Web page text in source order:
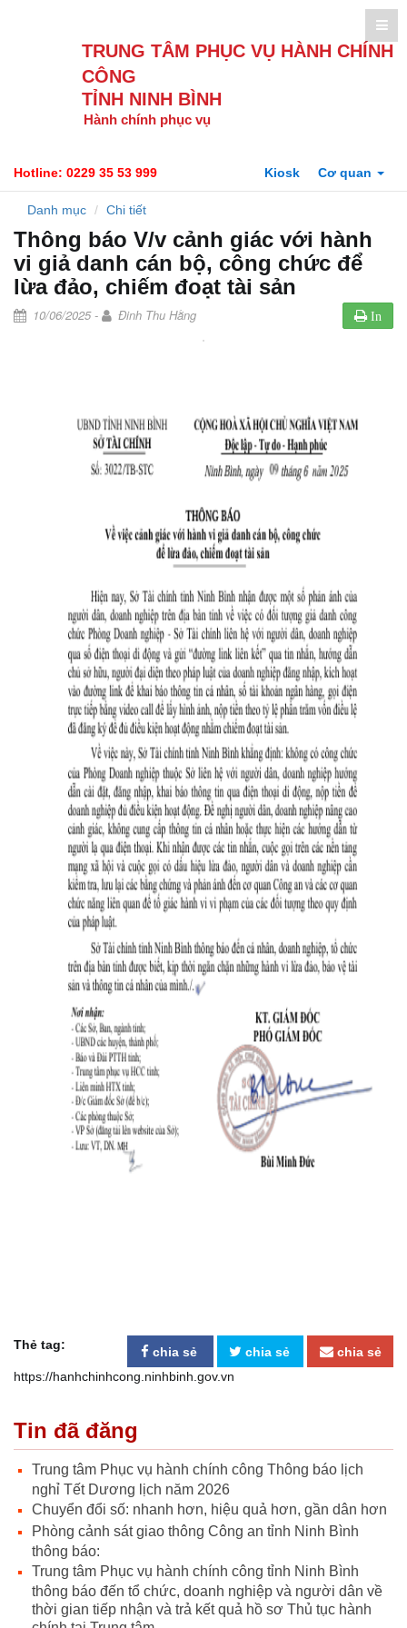
TRUNG TÂM PHỤC VỤ HÀNH CHÍNH
CÔNG
TỈNH NINH BÌNH
Hành chính phục vụ
Hotline: 0229 35 53 999 Kiosk Cơ quan
Danh mục Chi tiết
Thông báo V/v cảnh giác với hành
vi giả danh cán bộ, công chức để
lừa đảo, chiếm đoạt tài sản
10/06/2025 - Đinh Thu Hằng In
chia sẻ chia sẻ chia sẻ
Thẻ tag:
https://hanhchinhcong.ninhbinh.gov.vn
Tin đã đăng
Trung tâm Phục vụ hành chính công Thông báo lịch
nghỉ Tết Dương lịch năm 2026
Chuyển đổi số: nhanh hơn, hiệu quả hơn, gần dân hơn
Phòng cảnh sát giao thông Công an tỉnh Ninh Bình
thông báo:
Trung tâm Phục vụ hành chính công tỉnh Ninh Bình
thông báo đến tổ chức, doanh nghiệp và người dân về
thời gian tiếp nhận và trả kết quả hồ sơ Thủ tục hành